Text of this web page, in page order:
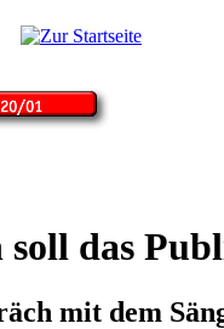
soll das
mit dem